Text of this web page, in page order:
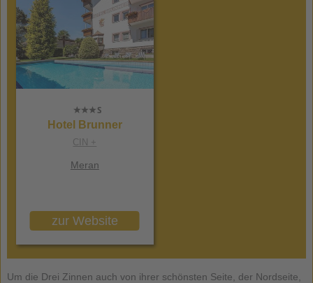
Hotel Brunner
CIN +
Meran
zur Website
Um die Drei Zinnen auch von ihrer schönsten Seite, der Nordseite,